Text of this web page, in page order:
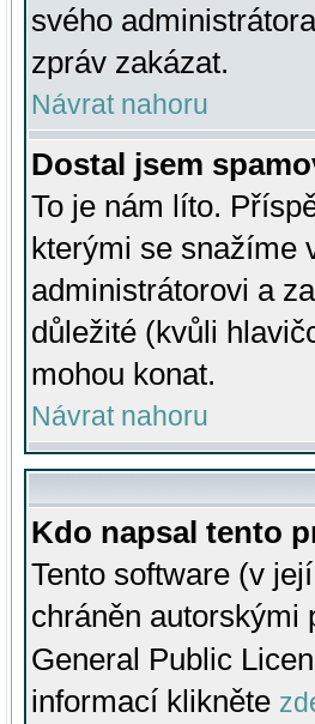
svého
zpráv zakázat.
Návrat nahoru
Dostal jsem
To je nám líto.
kterými se snažíme
administrátorovi a
důležité (kvůli
mohou konat.
Návrat nahoru
Kdo napsal tento
Tento software (v
chráněn autorskými
General Public
informací klikněte